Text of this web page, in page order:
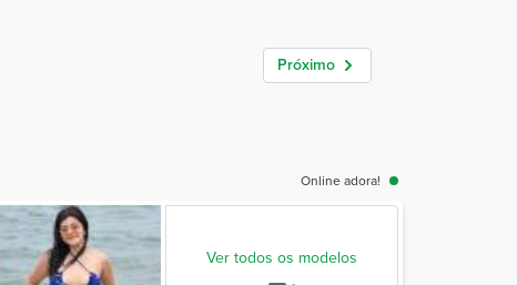
Próximo
Online adora!
Ver todos os modelos